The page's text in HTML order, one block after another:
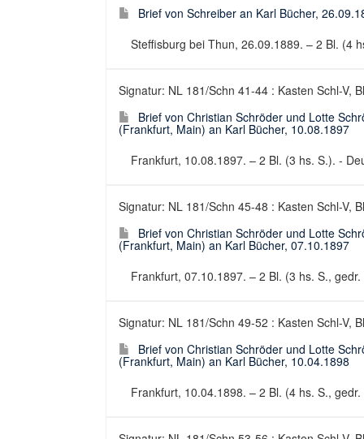
Brief von Schreiber an Karl Bücher,
Steffisburg bei Thun, 26.09.1889. – 2 Bl. (4
Signatur: NL 181/Schn 41-44 : Kasten Schl-V,
Brief von Christian Schröder und Lotte
(Frankfurt, Main) an Karl Bücher, 10.08.1897
Frankfurt, 10.08.1897. – 2 Bl. (3 hs. S.). -
Signatur: NL 181/Schn 45-48 : Kasten Schl-V,
Brief von Christian Schröder und Lotte
(Frankfurt, Main) an Karl Bücher, 07.10.1897
Frankfurt, 07.10.1897. – 2 Bl. (3 hs. S.,
Signatur: NL 181/Schn 49-52 : Kasten Schl-V,
Brief von Christian Schröder und Lotte
(Frankfurt, Main) an Karl Bücher, 10.04.1898
Frankfurt, 10.04.1898. – 2 Bl. (4 hs. S.,